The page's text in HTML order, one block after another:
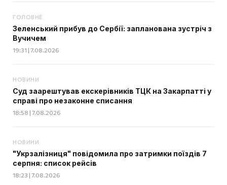
ГОЛОВНЕ
Зеленський прибув до Сербії: запланована зустріч з
Вучичем
19:31 | 7.08.2026
НОВИНИ
Суд заарештував екскерівників ТЦК на Закарпатті у
справі про незаконне списання
18:58 | 7.08.2026
НОВИНИ
"Укрзалізниця" повідомила про затримки поїздів 7
серпня: список рейсів
18:23 | 7.08.2026